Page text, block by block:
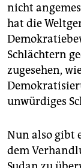
nicht
hat die
Schlächtern
zugesehen,
unwürdiges
Nun also gibt
dem